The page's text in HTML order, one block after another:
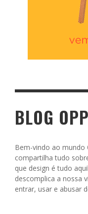
BLOG
Bem-vindo ao mundo
compartilha tudo
que design é tudo
descomplica a nossa
entrar, usar e abusar